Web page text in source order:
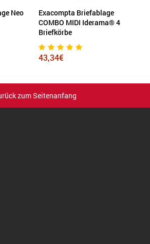
Neo
Exacompta Briefablage
COMBO MIDI Iderama® 4
Briefkörbe
43,34€
zum Seitenanfang